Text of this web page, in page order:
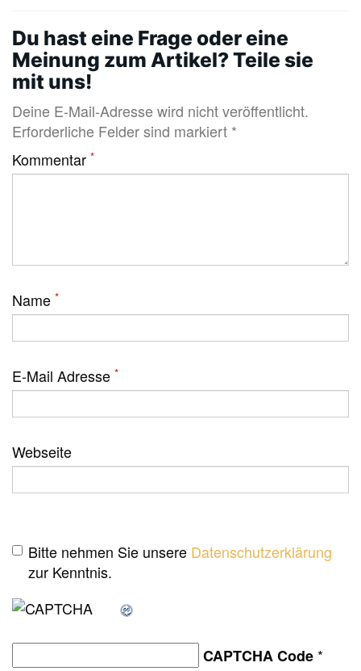
Du hast eine Frage oder eine
Meinung zum Artikel? Teile sie
mit uns!
Deine E-Mail-Adresse wird nicht veröffentlicht.
Erforderliche Felder sind markiert *
Kommentar *
Name *
E-Mail Adresse *
Webseite
Bitte nehmen Sie unsere Datenschutzerklärung
zur Kenntnis.
CAPTCHA Code *